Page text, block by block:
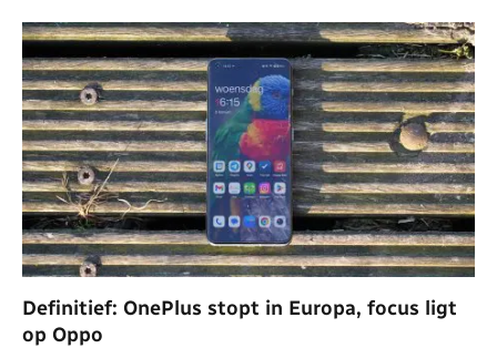
Definitief: OnePlus stopt in Europa, focus ligt
op Oppo